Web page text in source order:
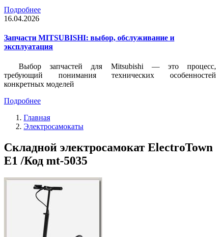
Подробнее
16.04.2026
Запчасти MITSUBISHI: выбор, обслуживание и
эксплуатация
Выбор запчастей для Mitsubishi — это процесс,
требующий понимания технических особенностей
конкретных моделей
Подробнее
Главная
Электросамокаты
Cкладной электросамокат ElectroTown
E1 /Код mt-5035